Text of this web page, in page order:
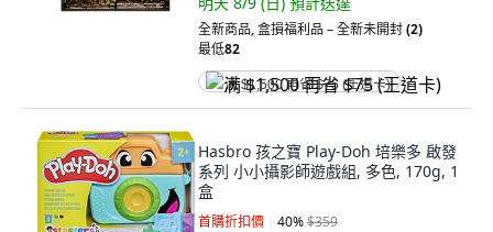
全新商品,盒損福利品 – 全新未開封(2)
最低82
满 $1,500 再省 $75 (王道卡)
Hasbro 孩之寶 Play-Doh 培樂多 啟發
系列 小小攝影師遊戲組, 多色, 170g, 1
盒
首購折扣價 40%$359